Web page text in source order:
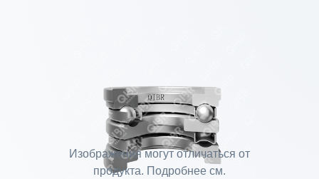
Изображения могут отличаться от
продукта. Подробнее см.